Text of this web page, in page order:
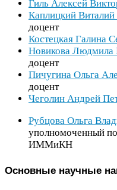
Гиль Алексей
Каплицкий
доцент
Костецкая Галина
Новикова Людмила
доцент
Пичугина Ольга
доцент
Чеголин Андрей
Рубцова Ольга
уполномоченный
ИММиКН
Основные научные